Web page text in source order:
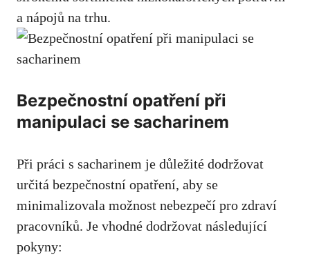
a ⁤nápojů na trhu.
Bezpečnostní opatření při
manipulaci⁣ se sacharinem
Při práci s sacharinem je důležité dodržovat
určitá bezpečnostní‌ opatření, aby se
minimalizovala možnost nebezpečí pro zdraví
pracovníků. Je vhodné dodržovat následující
pokyny: